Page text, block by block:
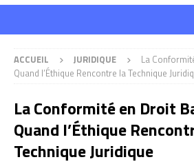
ACCUEIL JURIDIQUE
La
Quand l’Éthique Rencontre la Technique
La Conformité en Droit
Quand l’Éthique
Technique Juridique